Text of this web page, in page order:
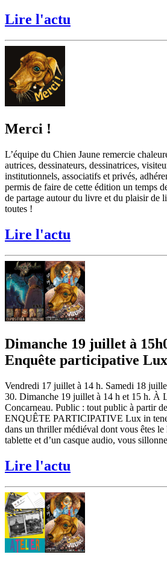
Lire l'actu
Merci !
L’équipe du Chien Jaune remercie
autrices, dessinateurs, dessinatrices,
institutionnels, associatifs et privés,
permis de faire de cette édition un temps
de partage autour du livre et du plaisir de
toutes !
Lire l'actu
Dimanche 19 juillet à
Enquête participative
Vendredi 17 juillet à 14 h. Samedi 18
30. Dimanche 19 juillet à 14 h et 15 h. À
Concarneau. Public : tout public à partir
ENQUÊTE PARTICIPATIVE Lux in
dans un thriller médiéval dont vous êtes le
tablette et d’un casque audio, vous
Lire l'actu